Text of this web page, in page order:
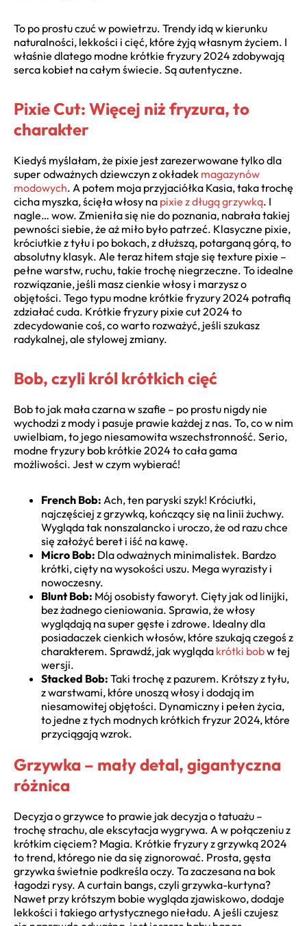
To po prostu czuć w powietrzu. Trendy idą w kierunku
naturalności, lekkości i cięć, które żyją własnym życiem. I
właśnie dlatego modne krótkie fryzury 2024 zdobywają
serca kobiet na całym świecie. Są autentyczne.
Pixie Cut: Więcej niż fryzura, to
charakter
Kiedyś myślałam, że pixie jest zarezerwowane tylko dla
super odważnych dziewczyn z okładek magazynów
modowych. A potem moja przyjaciółka Kasia, taka trochę
cicha myszka, ścięła włosy na pixie z długą grzywką. I
nagle… wow. Zmieniła się nie do poznania, nabrała takiej
pewności siebie, że aż miło było patrzeć. Klasyczne pixie,
króciutkie z tyłu i po bokach, z dłuższą, potarganą górą, to
absolutny klasyk. Ale teraz hitem staje się texture pixie –
pełne warstw, ruchu, takie trochę niegrzeczne. To idealne
rozwiązanie, jeśli masz cienkie włosy i marzysz o
objętości. Tego typu modne krótkie fryzury 2024 potrafią
zdziałać cuda. Krótkie fryzury pixie cut 2024 to
zdecydowanie coś, co warto rozważyć, jeśli szukasz
radykalnej, ale stylowej zmiany.
Bob, czyli król krótkich cięć
Bob to jak mała czarna w szafie – po prostu nigdy nie
wychodzi z mody i pasuje prawie każdej z nas. To, co w nim
uwielbiam, to jego niesamowita wszechstronność. Serio,
modne fryzury bob krótkie 2024 to cała gama
możliwości. Jest w czym wybierać!
French Bob: Ach, ten paryski szyk! Króciutki,
najczęściej z grzywką, kończący się na linii żuchwy.
Wygląda tak nonszalancko i uroczo, że od razu chce
się założyć beret i iść na kawę.
Micro Bob: Dla odważnych minimalistek. Bardzo
krótki, cięty na wysokości uszu. Mega wyrazisty i
nowoczesny.
Blunt Bob: Mój osobisty faworyt. Cięty jak od linijki,
bez żadnego cieniowania. Sprawia, że włosy
wyglądają na super gęste i zdrowe. Idealny dla
posiadaczek cienkich włosów, które szukają czegoś z
charakterem. Sprawdź, jak wygląda krótki bobw tej
wersji.
Stacked Bob: Taki trochę z pazurem. Krótszy z tyłu,
z warstwami, które unoszą włosy i dodają im
niesamowitej objętości. Dynamiczny i pełen życia,
to jedne z tych modnych krótkich fryzur 2024, które
przyciągają wzrok.
Grzywka – mały detal, gigantyczna
różnica
Decyzja o grzywce to prawie jak decyzja o tatuażu –
trochę strachu, ale ekscytacja wygrywa. A w połączeniu z
krótkim cięciem? Magia. Krótkie fryzury z grzywką 2024
to trend, którego nie da się zignorować. Prosta, gęsta
grzywka świetnie podkreśla oczy. Ta zaczesana na bok
łagodzi rysy. A curtain bangs, czyli grzywka-kurtyna?
Nawet przy krótszym bobie wygląda zjawiskowo, dodaje
lekkości i takiego artystycznego nieładu. A jeśli czujesz